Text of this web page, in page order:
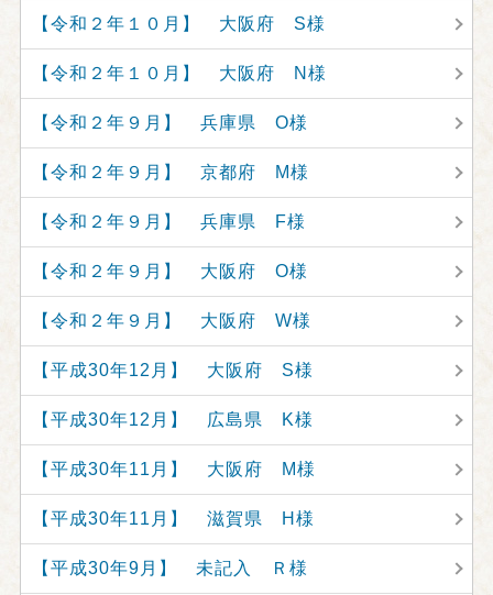
【令和２年１０月】 大阪府 S様
【令和２年１０月】 大阪府 N様
【令和２年９月】 兵庫県 O様
【令和２年９月】 京都府 M様
【令和２年９月】 兵庫県 F様
【令和２年９月】 大阪府 O様
【令和２年９月】 大阪府 W様
【平成30年12月】 大阪府 S様
【平成30年12月】 広島県 K様
【平成30年11月】 大阪府 M様
【平成30年11月】 滋賀県 H様
【平成30年9月】 未記入 Ｒ様